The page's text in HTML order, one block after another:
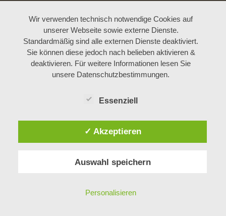
Wir verwenden technisch notwendige Cookies auf
unserer Webseite sowie externe Dienste.
Standardmäßig sind alle externen Dienste deaktiviert.
Sie können diese jedoch nach belieben aktivieren &
deaktivieren. Für weitere Informationen lesen Sie
unsere Datenschutzbestimmungen.
Essenziell
✓ Akzeptieren
Auswahl speichern
Personalisieren